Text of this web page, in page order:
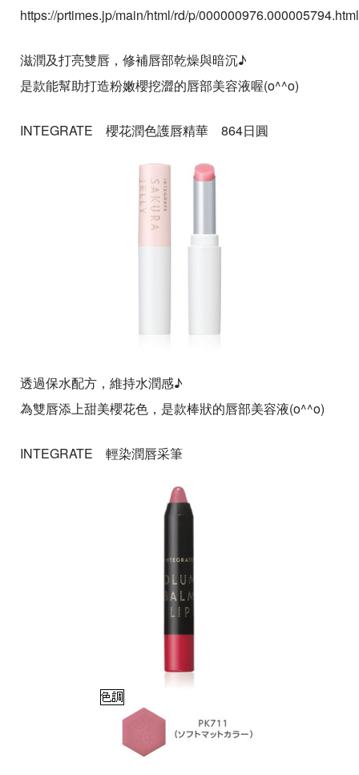
https://prtimes.jp/main/html/rd/p/000000976.000005794.html
滋潤及打亮雙唇，修補唇部乾燥與暗沉♪
是款能幫助打造粉嫩櫻挖澀的唇部美容液喔(o^^o)
INTEGRATE 櫻花潤色護唇精華 864日圓
透過保水配方，維持水潤感♪
為雙唇添上甜美櫻花色，是款棒狀的唇部美容液(o^^o)
INTEGRATE 輕染潤唇采筆